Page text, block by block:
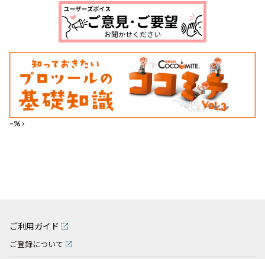
--%>
ご利用ガイド
ご登録について